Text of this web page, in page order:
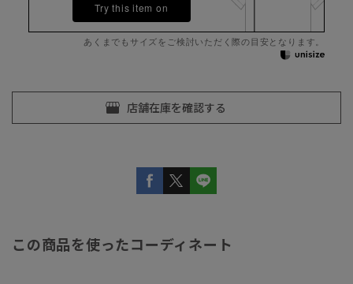
Try this item on
あくまでもサイズをご検討いただく際の目安となります。
この商品を使ったコーディネート